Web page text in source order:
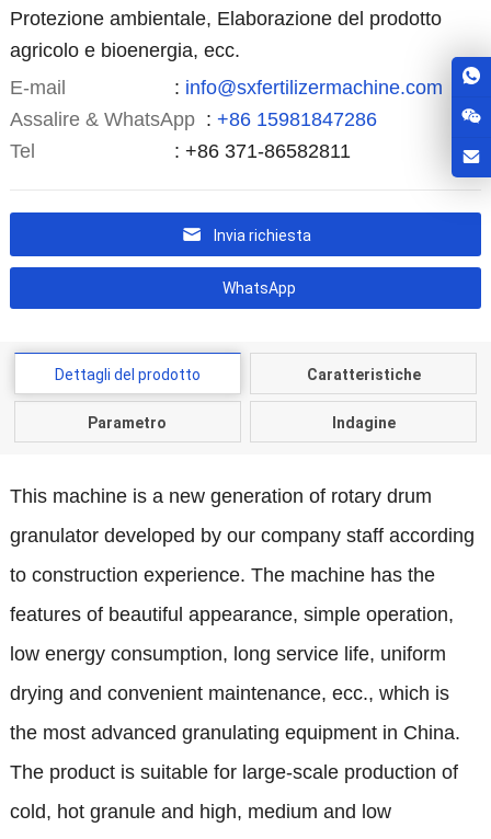
Protezione ambientale, Elaborazione del prodotto
agricolo e bioenergia, ecc.
E-mail
: info@sxfertilizermachine.com
Assalire & WhatsApp : +86 15981847286
Tel
: +86 371-86582811
Invia richiesta
WhatsApp
Dettagli del prodotto Caratteristiche
Parametro Indagine
This machine is a new generation of rotary drum
granulator developed by our company staff according
to construction experience. The machine has the
features of beautiful appearance, simple operation,
low energy consumption, long service life, uniform
drying and convenient maintenance, ecc., which is
the most advanced granulating equipment in China.
The product is suitable for large-scale production of
cold, hot granule and high, medium and low